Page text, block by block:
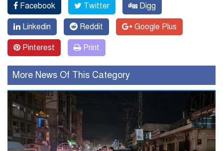
Facebook Twitter Digg
Linkedin Reddit Google Plus
Pinterest Print
More News Of This Category